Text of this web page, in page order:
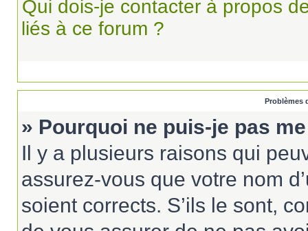
Qui dois-je contacter à propos
liés à ce forum ?
Problèmes
» Pourquoi ne puis-je pas
Il y a plusieurs raisons qui
assurez-vous que votre nom
soient corrects. S’ils le sont,